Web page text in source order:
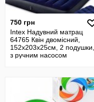
750 грн
Intex Надувний матрац
64765 Квін двомісний,
152х203х25см, 2 подушки,
з ручним насосом